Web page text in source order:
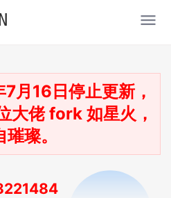
月16日停止更新，
大佬 fork 如星火，
璨。